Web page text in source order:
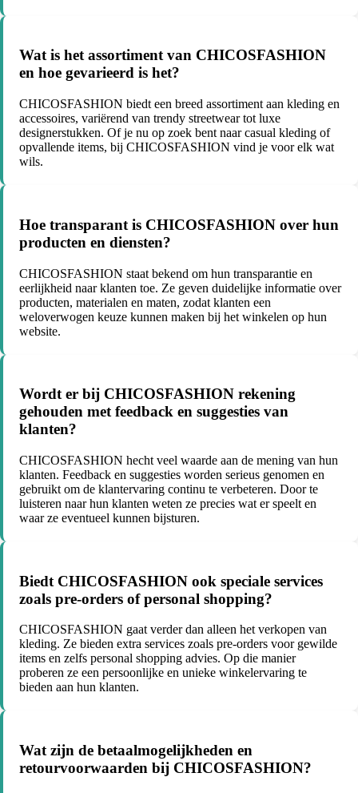
Wat is het assortiment van CHICOSFASHION
en hoe gevarieerd is het?
CHICOSFASHION biedt een breed assortiment aan kleding en
accessoires, variërend van trendy streetwear tot luxe
designerstukken. Of je nu op zoek bent naar casual kleding of
opvallende items, bij CHICOSFASHION vind je voor elk wat
wils.
Hoe transparant is CHICOSFASHION over hun
producten en diensten?
CHICOSFASHION staat bekend om hun transparantie en
eerlijkheid naar klanten toe. Ze geven duidelijke informatie over
producten, materialen en maten, zodat klanten een
weloverwogen keuze kunnen maken bij het winkelen op hun
website.
Wordt er bij CHICOSFASHION rekening
gehouden met feedback en suggesties van
klanten?
CHICOSFASHION hecht veel waarde aan de mening van hun
klanten. Feedback en suggesties worden serieus genomen en
gebruikt om de klantervaring continu te verbeteren. Door te
luisteren naar hun klanten weten ze precies wat er speelt en
waar ze eventueel kunnen bijsturen.
Biedt CHICOSFASHION ook speciale services
zoals pre-orders of personal shopping?
CHICOSFASHION gaat verder dan alleen het verkopen van
kleding. Ze bieden extra services zoals pre-orders voor gewilde
items en zelfs personal shopping advies. Op die manier
proberen ze een persoonlijke en unieke winkelervaring te
bieden aan hun klanten.
Wat zijn de betaalmogelijkheden en
retourvoorwaarden bij CHICOSFASHION?